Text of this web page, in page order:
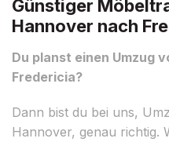
Günstiger
Hannover nach
Du planst einen Umzug
Fredericia?
Dann bist du bei uns,
Hannover, genau richtig.